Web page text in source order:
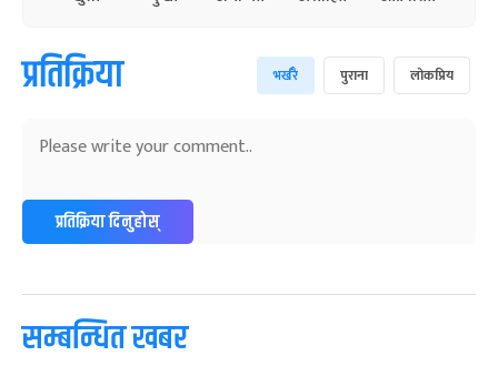
प्रतिक्रिया भर्खरै पुराना लोकप्रिय
प्रतिक्रिया दिनुहोस्
सम्बन्धित खबर